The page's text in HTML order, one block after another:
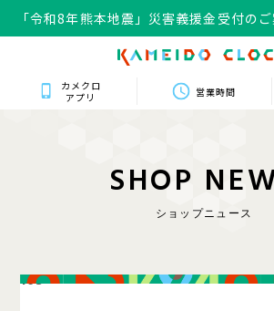
「令和8年熊本地震」災害義援金受付の
カメクロ
アプリ
営業時間
SHOP NE
ショップニュース
103